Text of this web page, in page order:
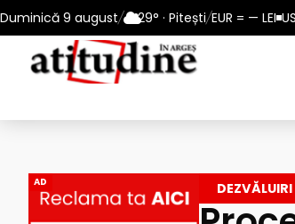
Duminică 9 august/ 29° · Pitești/EUR = — LEI
10 – 13 august 2026 Reamintire:
AD DEZVĂLUIRI